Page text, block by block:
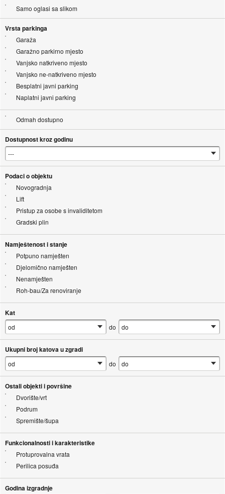
Samo oglasi sa slikom
Vrsta parkinga
Garaža
Garažno parkirno mjesto
Vanjsko natkriveno mjesto
Vanjsko ne-natkriveno mjesto
Besplatni javni parking
Naplatni javni parking
Odmah dostupno
Dostupnost kroz godinu
Podaci o objektu
Novogradnja
Lift
Pristup za osobe s invaliditetom
Gradski plin
Namještenost i stanje
Potpuno namješten
Djelomično namješten
Nenamješten
Roh-bau/Za renoviranje
Kat
do
Ukupni broj katova u zgradi
do
Ostali objekti i površine
Dvorište/vrt
Podrum
Spremište/šupa
Funkcionalnosti i karakteristike
Protuprovalna vrata
Perilica posuđa
Godina izgradnje